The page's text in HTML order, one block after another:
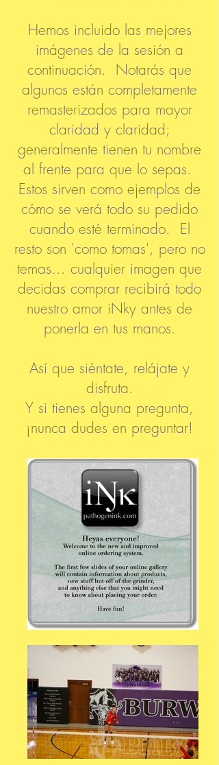
Hemos incluido las mejores
imágenes de la sesión a
continuación. Notarás que
algunos están completamente
remasterizados para mayor
claridad y claridad;
generalmente tienen tu nombre
al frente para que lo sepas.
Estos sirven como ejemplos de
cómo se verá todo su pedido
cuando esté terminado. El
resto son 'como tomas', pero no
temas... cualquier imagen que
decidas comprar recibirá todo
nuestro amor iNky antes de
ponerla en tus manos.
Así que siéntate, relájate y
disfruta.
Y si tienes alguna pregunta,
¡nunca dudes en preguntar!